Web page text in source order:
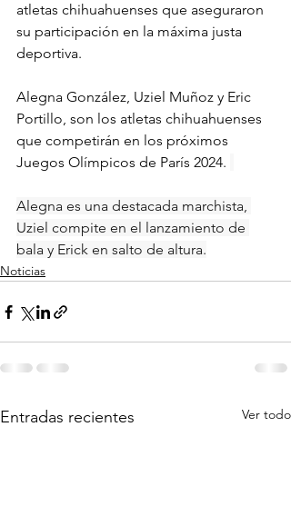
atletas chihuahuenses que aseguraron
su participación en la máxima justa
deportiva.
Alegna González, Uziel Muñoz y Eric
Portillo, son los atletas chihuahuenses
que competirán en los próximos
Juegos Olímpicos de París 2024.
Alegna es una destacada marchista,
Uziel compite en el lanzamiento de
bala y Erick en salto de altura.
Noticias
Entradas recientes Ver todo